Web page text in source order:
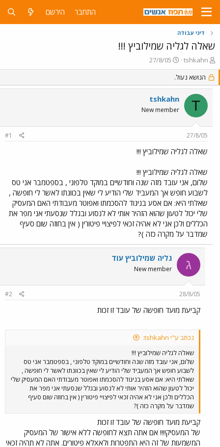
התחבר הירשם
דיני עבודה
שאלה לגליה שמילוביץ !!!
פ
ו
ת
ח
נ
tshkahn
פ
ו
ס
ם
ב
ת
ך
27/8/05
הנושא נעול.
T
tshkahn
New member
27/8/05
#1
שאלה לגליה שמילוביץ !!!
שאלה לגליה שמילוביץ !!!
שלום, אני עובד מזה שנה וחודשיים במוקד טלפוני , בספטמבר אני טס
לשבוע חופש אך המעביד שלי הודיע לי שאין בכוונתו לאשר לי חופשה ,
שאלתי היא: אם אסע בניגוד להסכמתו ואפוטר מעבודתי האם המעסיק
שלי יכול לטעון שהוא הזהיר אותי לא לנסוע ובגלל שנסעתי אני מפר את
הכללים ולכן אני לא אהיה זכאי לפיצויי פיטורין ( אין בחוזה שום סעיף
שמדבר על מקרה כזה )?
ג גליה שמילוביץ עוד
New member
28/8/05
#2
קביעת מועד חופשה של עובד זו זכות
נכתב ע"י tshkahn:
שאלה לגליה שמילוביץ !!!
שלום, אני עובד מזה שנה וחודשיים במוקד טלפוני , בספטמבר אני טס
לשבוע חופש אך המעביד שלי הודיע לי שאין בכוונתו לאשר לי חופשה ,
שאלתי היא: אם אסע בניגוד להסכמתו ואפוטר מעבודתי האם המעסיק שלי
יכול לטעון שהוא הזהיר אותי לא לנסוע ובגלל שנסעתי אני מפר את
הכללים ולכן אני לא אהיה זכאי לפיצויי פיטורין ( אין בחוזה שום סעיף
שמדבר על מקרה כזה )?
קביעת מועד חופשה של עובד זו זכות
של המעסיק!!!! אם אתה תצא לחופשה ללא אישור של המעסיק
המשמעות של זה היא התפטרות ולאXלא פיטורים. אתה לא תהיה זכאי